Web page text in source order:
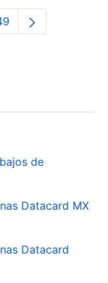
intermedias Use
Página
de
Datacard MX
Datacard